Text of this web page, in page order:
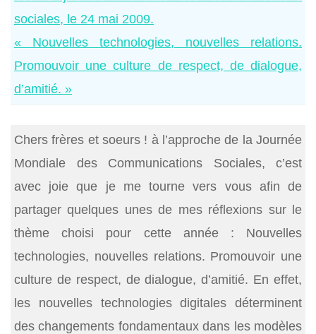
sociales, le 24 mai 2009.
« Nouvelles technologies, nouvelles relations.
Promouvoir une culture de respect, de dialogue,
d’amitié. »
Chers frères et soeurs ! à l’approche de la Journée
Mondiale des Communications Sociales, c’est
avec joie que je me tourne vers vous afin de
partager quelques unes de mes réflexions sur le
thème choisi pour cette année : Nouvelles
technologies, nouvelles relations. Promouvoir une
culture de respect, de dialogue, d’amitié. En effet,
les nouvelles technologies digitales déterminent
des changements fondamentaux dans les modèles